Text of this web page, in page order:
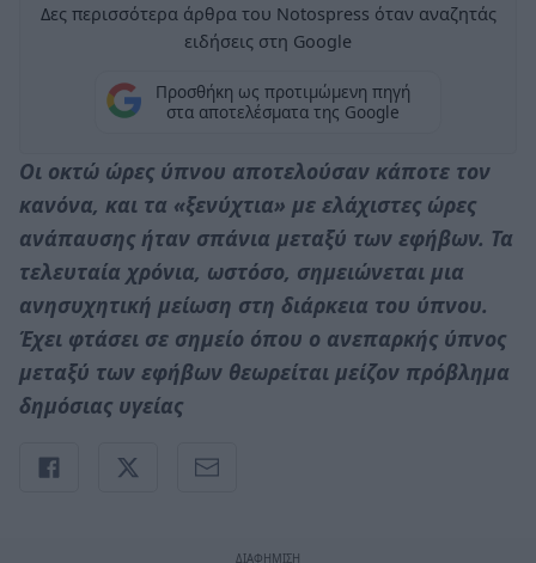
Δες περισσότερα άρθρα του Notospress όταν αναζητάς
ειδήσεις στη Google
Προσθήκη ως προτιμώμενη πηγή
στα αποτελέσματα της Google
Οι οκτώ ώρες ύπνου αποτελούσαν κάποτε τον
κανόνα, και τα «ξενύχτια» με ελάχιστες ώρες
ανάπαυσης ήταν σπάνια μεταξύ των εφήβων. Τα
τελευταία χρόνια, ωστόσο, σημειώνεται μια
ανησυχητική μείωση στη διάρκεια του ύπνου.
Έχει φτάσει σε σημείο όπου ο ανεπαρκής ύπνος
μεταξύ των εφήβων θεωρείται μείζον πρόβλημα
δημόσιας υγείας